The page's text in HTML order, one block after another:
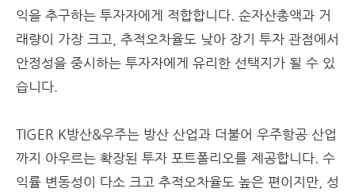
익을 추구하는 투자자에게 적합합니다. 순자산총액과 거
래량이 가장 크고, 추적오차율도 낮아 장기 투자 관점에서
안정성을 중시하는 투자자에게 유리한 선택지가 될 수 있
습니다.
TIGER K방산&우주는 방산 산업과 더불어 우주항공 산업
까지 아우르는 확장된 투자 포트폴리오를 제공합니다. 수
익률 변동성이 다소 크고 추적오차율도 높은 편이지만, 성